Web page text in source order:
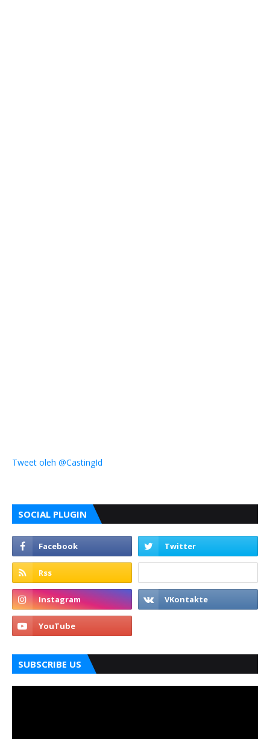
Tweet oleh @CastingId
SOCIAL PLUGIN
SUBSCRIBE US